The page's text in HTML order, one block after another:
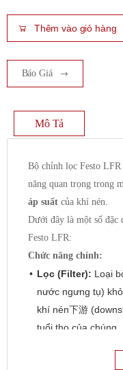
Thêm vào giỏ hàng
Báo Giá
Mô Tả
Bộ chỉnh lọc Festo
năng quan trọng trong
áp suất của khí nén.
Dưới đây là một số đặc
Festo LFR:
Chức năng chính:
Lọc (Filter): Loại
nước ngưng tụ)
khí nén下游
tuổi thọ của
Điều chỉnh áp